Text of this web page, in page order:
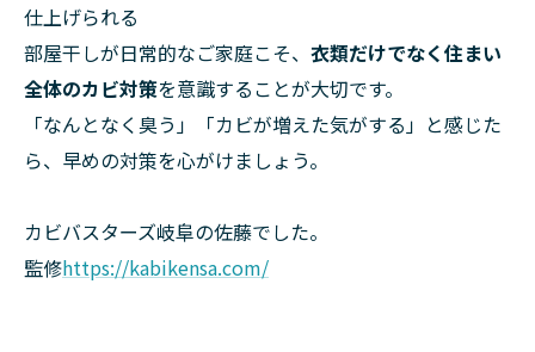
仕上げられる
部屋干しが日常的なご家庭こそ、 衣類だけでなく住まい
全体のカビ対策を意識することが大切です。
「なんとなく臭う」「カビが増えた気がする」と感じた
ら、早めの対策を心がけましょう。
カビバスターズ岐阜の佐藤でした。
監修https://kabikensa.com/